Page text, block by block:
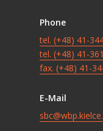
Phone
tel. (+48) 41-
tel. (+48) 41-
fax. (+48) 41-
E-Mail